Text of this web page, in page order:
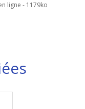
ligne - 1179ko